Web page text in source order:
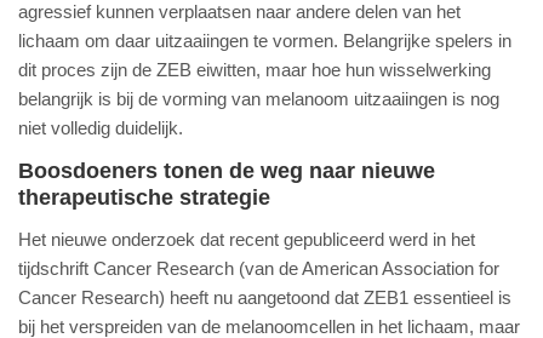
agressief kunnen verplaatsen naar andere delen van het
lichaam om daar uitzaaiingen te vormen. Belangrijke spelers in
dit proces zijn de ZEB eiwitten, maar hoe hun wisselwerking
belangrijk is bij de vorming van melanoom uitzaaiingen is nog
niet volledig duidelijk.
Boosdoeners tonen de weg naar nieuwe
therapeutische strategie
Het nieuwe onderzoek dat recent gepubliceerd werd in het
tijdschrift Cancer Research (van de American Association for
Cancer Research) heeft nu aangetoond dat ZEB1 essentieel is
bij het verspreiden van de melanoomcellen in het lichaam, maar